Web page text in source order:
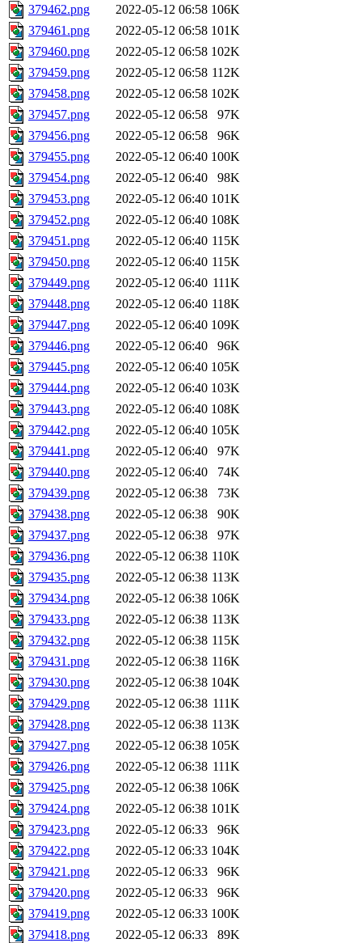
379462.png
2022-05-12 06:58 106K
379461.png
2022-05-12 06:58 101K
379460.png
2022-05-12 06:58 102K
379459.png
2022-05-12 06:58 112K
379458.png
2022-05-12 06:58 102K
379457.png
2022-05-12 06:58
97K
379456.png
2022-05-12 06:58
96K
379455.png
2022-05-12 06:40 100K
379454.png
2022-05-12 06:40
98K
379453.png
2022-05-12 06:40 101K
379452.png
2022-05-12 06:40 108K
379451.png
2022-05-12 06:40 115K
379450.png
2022-05-12 06:40 115K
379449.png
2022-05-12 06:40 111K
379448.png
2022-05-12 06:40 118K
379447.png
2022-05-12 06:40 109K
379446.png
2022-05-12 06:40
96K
379445.png
2022-05-12 06:40 105K
379444.png
2022-05-12 06:40 103K
379443.png
2022-05-12 06:40 108K
379442.png
2022-05-12 06:40 105K
379441.png
2022-05-12 06:40
97K
379440.png
2022-05-12 06:40
74K
379439.png
2022-05-12 06:38
73K
379438.png
2022-05-12 06:38
90K
379437.png
2022-05-12 06:38
97K
379436.png
2022-05-12 06:38 110K
379435.png
2022-05-12 06:38 113K
379434.png
2022-05-12 06:38 106K
379433.png
2022-05-12 06:38 113K
379432.png
2022-05-12 06:38 115K
379431.png
2022-05-12 06:38 116K
379430.png
2022-05-12 06:38 104K
379429.png
2022-05-12 06:38 111K
379428.png
2022-05-12 06:38 113K
379427.png
2022-05-12 06:38 105K
379426.png
2022-05-12 06:38 111K
379425.png
2022-05-12 06:38 106K
379424.png
2022-05-12 06:38 101K
379423.png
2022-05-12 06:33
96K
379422.png
2022-05-12 06:33 104K
379421.png
2022-05-12 06:33
96K
379420.png
2022-05-12 06:33
96K
379419.png
2022-05-12 06:33 100K
379418.png
2022-05-12 06:33
89K